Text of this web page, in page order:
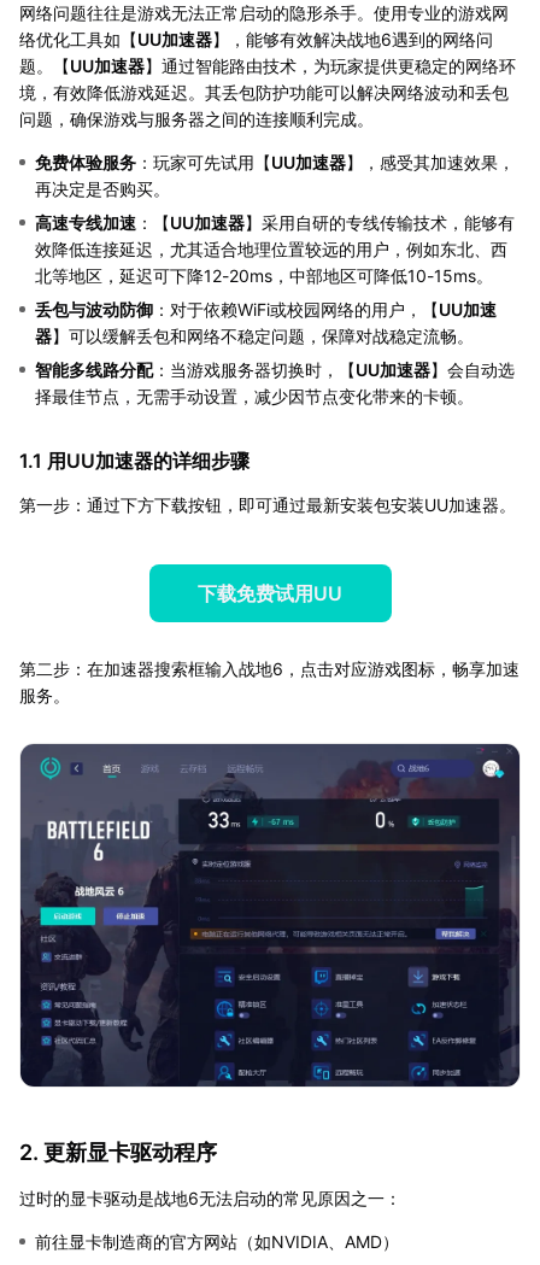
网络问题往往是游戏无法正常启动的隐形杀手。使用专业的游戏网
络优化工具如【UU加速器】，能够有效解决战地6遇到的网络问
题。【UU加速器】通过智能路由技术，为玩家提供更稳定的网络环
境，有效降低游戏延迟。其丢包防护功能可以解决网络波动和丢包
问题，确保游戏与服务器之间的连接顺利完成。
免费体验服务 ：玩家可先试用【UU加速器】，感受其加速效果，
再决定是否购买。
高速专线加速 ：【UU加速器】采用自研的专线传输技术，能够有
效降低连接延迟，尤其适合地理位置较远的用户，例如东北、西
北等地区，延迟可下降12-20ms，中部地区可降低10-15ms。
丢包与波动防御 ：对于依赖WiFi或校园网络的用户，【UU加速
器】可以缓解丢包和网络不稳定问题，保障对战稳定流畅。
智能多线路分配：当游戏服务器切换时，【UU加速器】会自动选
择最佳节点，无需手动设置，减少因节点变化带来的卡顿。
1.1 用UU加速器的详细步骤
第一步：通过下方下载按钮，即可通过最新安装包安装UU加速器。
下载免费试用UU
第二步：在加速器搜索框输入战地6，点击对应游戏图标，畅享加速
服务。
2. 更新显卡驱动程序
过时的显卡驱动是战地6无法启动的常见原因之一：
前往显卡制造商的官方网站（如NVIDIA、AMD）